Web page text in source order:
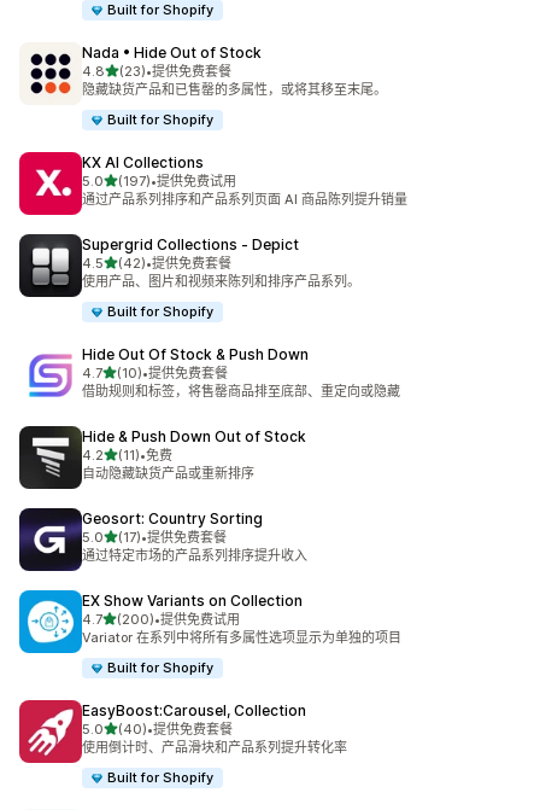
Built for Shopify
Nada • Hide Out of Stock
4.8星（满分 5 星）
(23)
总共 23 条评论
•提供免费套餐
隐藏缺货产品和已售罄的多属性，或将其移至末尾。
Built for Shopify
KX AI Collections
5.0星（满分 5 星）
(197)
总共 197 条评论
•提供免费试用
通过产品系列排序和产品系列页面 AI 商品陈列提升销量
Supergrid Collections ‑ Depict
4.5星（满分 5 星）
(42)
总共 42 条评论
•提供免费套餐
使用产品、图片和视频来陈列和排序产品系列。
Built for Shopify
Hide Out Of Stock & Push Down
4.7星（满分 5 星）
(10)
总共 10 条评论
•提供免费套餐
借助规则和标签，将售罄商品排至底部、重定向或隐藏
Hide & Push Down Out of Stock
4.2星（满分 5 星）
(11)
总共 11 条评论
•免费
自动隐藏缺货产品或重新排序
Geosort: Country Sorting
5.0星（满分 5 星）
(17)
总共 17 条评论
•提供免费套餐
通过特定市场的产品系列排序提升收入
EX Show Variants on Collection
4.7星（满分 5 星）
(200)
总共 200 条评论
•提供免费试用
Variator 在系列中将所有多属性选项显示为单独的项目
Built for Shopify
EasyBoost:Carousel, Collection
5.0星（满分 5 星）
(40)
总共 40 条评论
•提供免费套餐
使用倒计时、产品滑块和产品系列提升转化率
Built for Shopify